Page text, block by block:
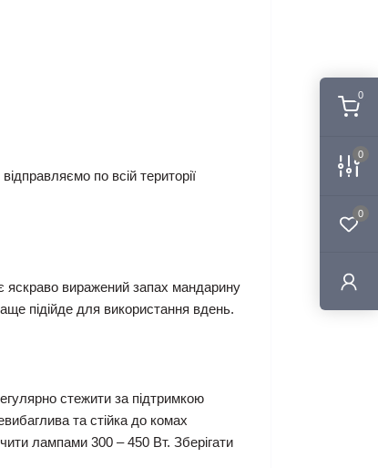
0
0
0
по всій території
яскраво виражений запах мандарину
підійде для використання вдень.
стежити за підтримкою
та стійка до комах
лампами 300 – 450 Вт. Зберігати